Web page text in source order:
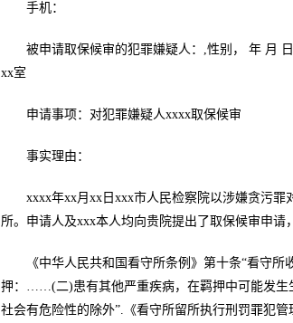
手机：
被申请取保候审的犯罪嫌疑人：,性别， 年 月
xx室
申请事项：对犯罪嫌疑人xxxx取保候审
事实理由：
xxxx年xx月xx日xxx市人民检察院以涉嫌贪污
所。申请人及xxx本人均向贵院提出了取保候审申请
《中华人民共和国看守所条例》第十条“看守
押：……(二)患有其他严重疾病，在羁押中可能发生
社会有危险性的除外”.《看守所留所执行刑罚罪犯